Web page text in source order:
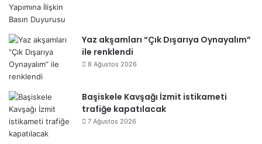
Yaz akşamları “Çık Dışarıya Oynayalım”
ile renklendi
8 Ağustos 2026
Başiskele Kavşağı İzmit istikameti
trafiğe kapatılacak
7 Ağustos 2026